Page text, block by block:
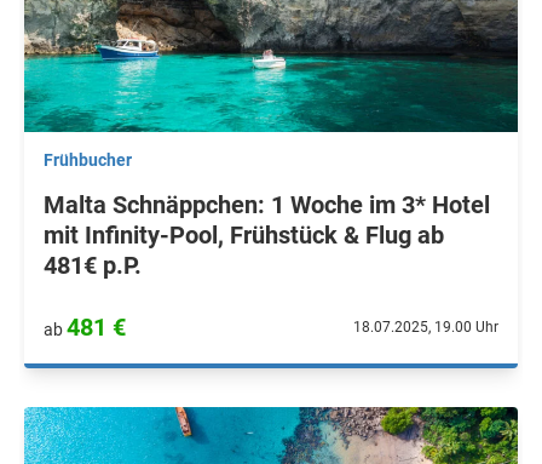
Frühbucher
Malta Schnäppchen: 1 Woche im 3* Hotel
mit Infinity-Pool, Frühstück & Flug ab
481€ p.P.
ab481 € 18.07.2025, 19.00 Uhr